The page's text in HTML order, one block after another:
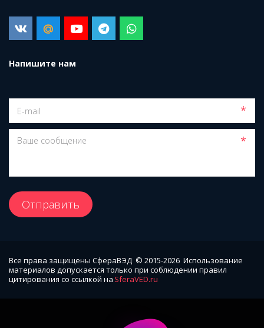
Напишите нам
*
*
Отправить
Все права защищены СфераВЭД  © 2015-2026  Использование
материалов допускается только при соблюдении правил
цитирования со ссылкой на SferaVED.ru